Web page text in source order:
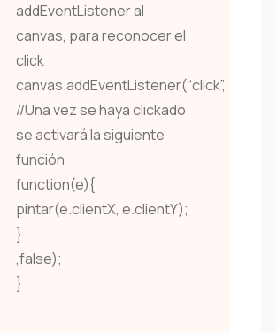
addEventListener al
canvas, para reconocer el
click
canvas.addEventListener(“click”,
//Una vez se haya clickado
se activará la siguiente
función
function(e){
pintar(e.clientX, e.clientY);
}
,false);
}